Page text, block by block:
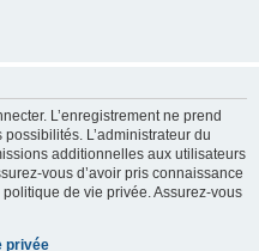
L’enregistrement ne prend
L’administrateur du
additionnelles aux utilisateurs
vous d’avoir pris connaissance
de vie privée. Assurez-vous
privée